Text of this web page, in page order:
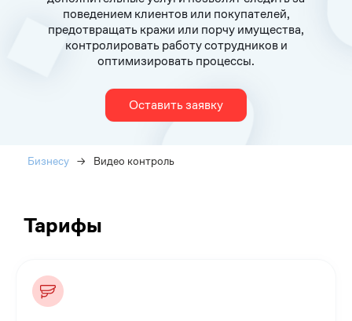
поведением клиентов или покупателей,
предотвращать кражи или порчу имущества,
контролировать работу сотрудников и
оптимизировать процессы.
Оставить заявку
Бизнесу → Видео контроль
Тарифы